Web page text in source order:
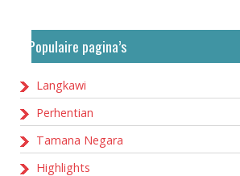
Populaire pagina’s
Langkawi
Perhentian
Tamana Negara
Highlights